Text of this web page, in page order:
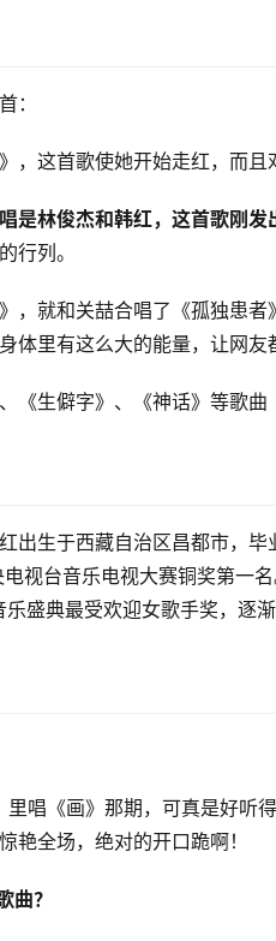
：
这首歌使她开始走红，而且
林俊杰和韩红，这首歌刚发
行列。
，就和关喆合唱了《孤独患
里有这么大的能量，让网友
《生僻字》、《神话》等歌曲
出生于西藏自治区昌都市，
视台音乐电视大赛铜奖第一
典最受欢迎女歌手奖，逐渐
唱《画》那期，可真是好听
艳全场，绝对的开口跪啊！
曲？